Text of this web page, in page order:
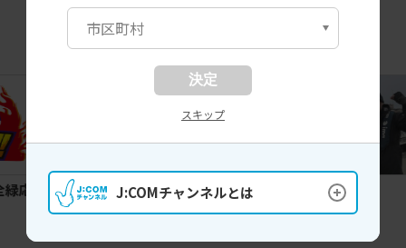
北海道・東北
MIRAI Style SAPPORO 釣りバカＺ
市区町村
決定
スキップ
J:COMチャンネルとは